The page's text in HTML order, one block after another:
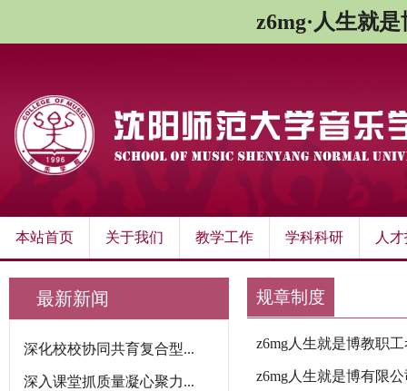
z6mg·人生就
本站首页 关于我们 教学工作 学科科研 人
最新新闻
深化校校协同共育复合型...
深入课堂抓质量凝心聚力...
规章制度
z6mg人生就是博教职
z6mg人生就是博有限